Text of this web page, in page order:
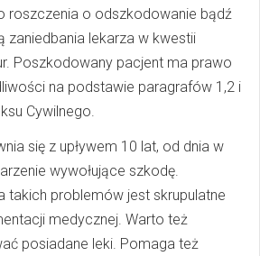
roszczenia o odszkodowanie bądź
zaniedbania lekarza w kwestii
Poszkodowany pacjent ma prawo
na podstawie paragrafów 1,2 i
Cywilnego.
się z upływem 10 lat, od dnia w
wywołujące szkodę.
takich problemów jest skrupulatne
medycznej. Warto też
posiadane leki. Pomaga też